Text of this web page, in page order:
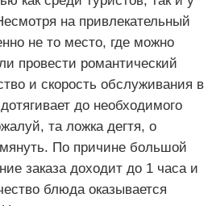
на привлекательный
не то место, где можно
провести романтический
и скорость обслуживания в
до необходимого
та ложка дегтя, о
По причине большой
заказа доходит до 1 часа и
блюда оказывается